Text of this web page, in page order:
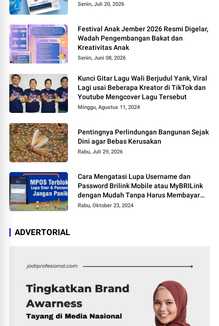
Senin, Juli 20, 2026
Festival Anak Jember 2026 Resmi Digelar,
Wadah Pengembangan Bakat dan
Kreativitas Anak
Senin, Juni 08, 2026
Kunci Gitar Lagu Wali Berjudul Yank, Viral
Lagi usai Beberapa Kreator di TikTok dan
Youtube Mengcover Lagu Tersebut
Minggu, Agustus 11, 2024
Pentingnya Perlindungan Bangunan Sejak
Dini agar Bebas Kerusakan
Rabu, Juli 29, 2026
Cara Mengatasi Lupa Username dan
Password Brilink Mobile atau MyBRILink
dengan Mudah Tanpa Harus Membayar
Jasa
Rabu, Oktober 23, 2024
ADVERTORIAL